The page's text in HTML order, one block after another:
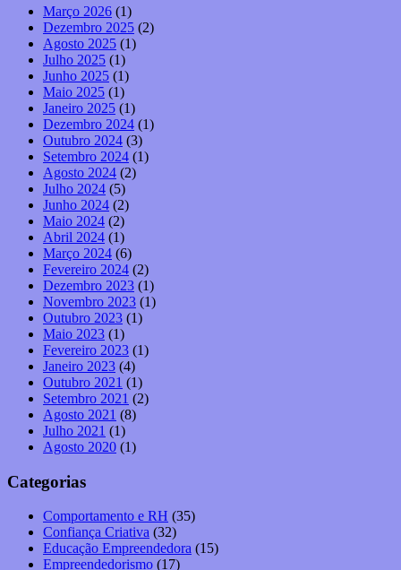
Março 2026 (1)
Dezembro 2025 (2)
Agosto 2025 (1)
Julho 2025 (1)
Junho 2025 (1)
Maio 2025 (1)
Janeiro 2025 (1)
Dezembro 2024 (1)
Outubro 2024 (3)
Setembro 2024 (1)
Agosto 2024 (2)
Julho 2024 (5)
Junho 2024 (2)
Maio 2024 (2)
Abril 2024 (1)
Março 2024 (6)
Fevereiro 2024 (2)
Dezembro 2023 (1)
Novembro 2023 (1)
Outubro 2023 (1)
Maio 2023 (1)
Fevereiro 2023 (1)
Janeiro 2023 (4)
Outubro 2021 (1)
Setembro 2021 (2)
Agosto 2021 (8)
Julho 2021 (1)
Agosto 2020 (1)
Categorias
Comportamento e RH (35)
Confiança Criativa (32)
Educação Empreendedora (15)
Empreendedorismo (17)